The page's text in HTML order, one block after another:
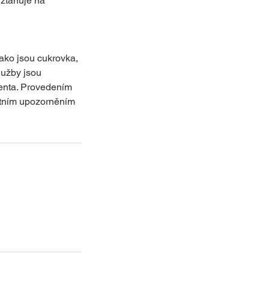
jsou cukrovka,
jsou
Provedením
upozorněním